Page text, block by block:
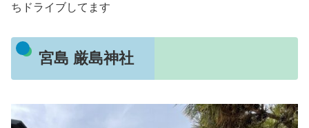
ちドライブしてます
宮島 厳島神社